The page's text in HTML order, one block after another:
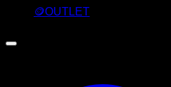
🪙OUTLET